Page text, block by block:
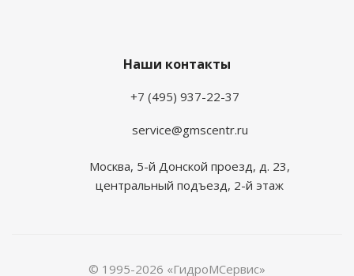
Наши контакты
+7 (495) 937-22-37
service@gmscentr.ru
Москва, 5-й Донской проезд, д. 23,
центральный подъезд, 2-й этаж
© 1995-2026 «ГидроМСервис»